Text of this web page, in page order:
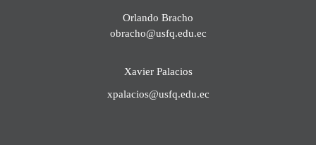
Orlando Bracho
obracho@usfq.edu.ec
Xavier Palacios
xpalacios@usfq.edu.ec